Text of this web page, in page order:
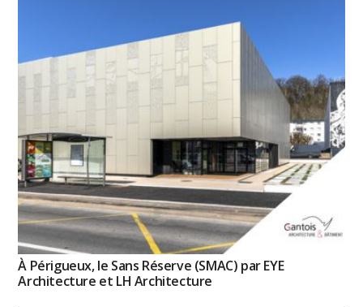
À Périgueux, le Sans Réserve (SMAC) par EYE
Architecture et LH Architecture